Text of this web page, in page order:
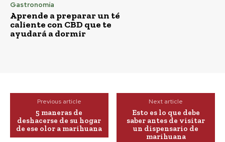
Gastronomía
Aprende a preparar un té
caliente con CBD que te
ayudará a dormir
Previous article
5 maneras de
deshacerse de su hogar
de ese olor a marihuana
Next article
Esto es lo que debe
saber antes de visitar
un dispensario de
marihuana